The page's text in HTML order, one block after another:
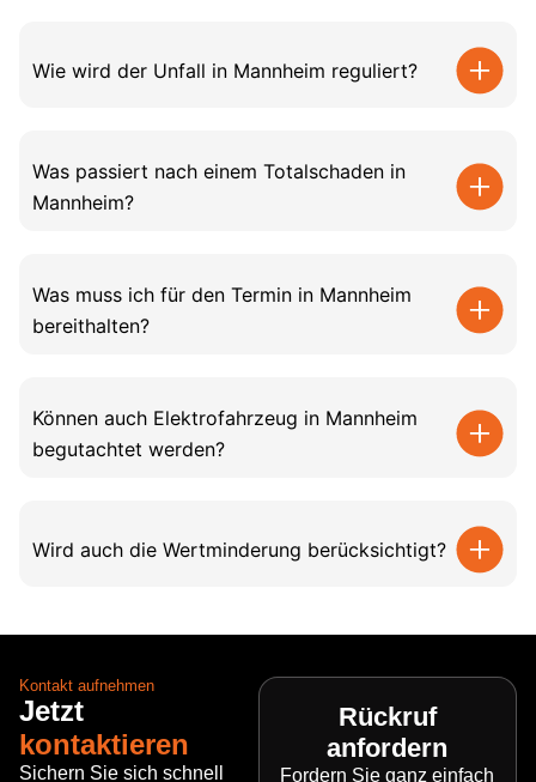
Wie wird der Unfall in Mannheim reguliert?
Was passiert nach einem Totalschaden in
Mannheim?
Was muss ich für den Termin in Mannheim
bereithalten?
Können auch Elektrofahrzeug in Mannheim
begutachtet werden?
Wird auch die Wertminderung berücksichtigt?
Kontakt aufnehmen
Jetzt
kontaktieren
Sichern Sie sich schnell
Rückruf
anfordern
Fordern Sie ganz einfach